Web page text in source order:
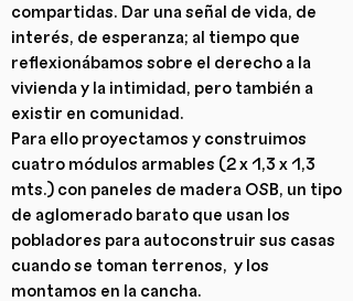
compartidas. Dar una señal de vida, de
interés, de esperanza; al tiempo que
reflexionábamos sobre el derecho a la
vivienda y la intimidad, pero también a
existir en comunidad.
Para ello proyectamos y construimos
cuatro módulos armables (2 x 1,3 x 1,3
mts.) con paneles de madera OSB, un tipo
de aglomerado barato que usan los
pobladores para autoconstruir sus casas
cuando se toman terrenos, y los
montamos en la cancha.